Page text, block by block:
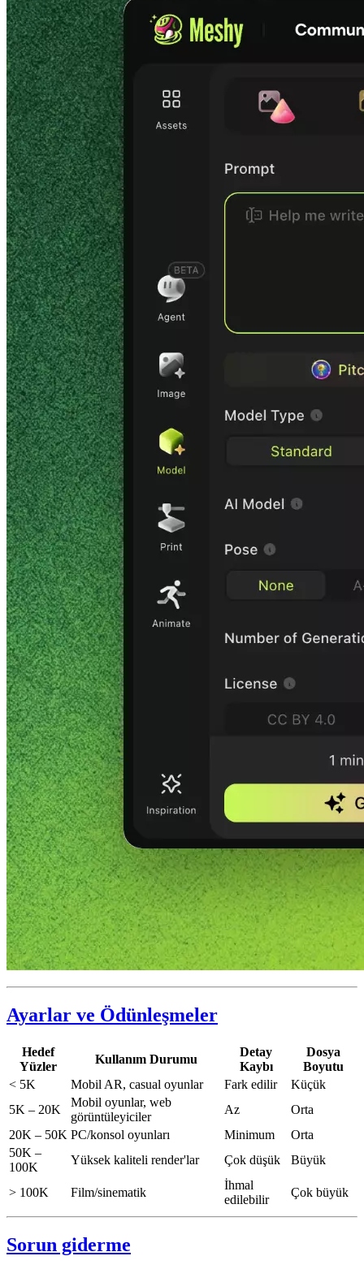
Ayarlar ve Ödünleşmeler
Hedef
Yüzler
Kullanım Durumu
Detay
Kaybı
Dosya
Boyutu
< 5K
Mobil AR, casual oyunlar Fark edilir
Küçük
5K – 20K
Mobil oyunlar, web
görüntüleyiciler
Az
Orta
20K – 50K PC/konsol oyunları Minimum
Orta
50K –
100K
Yüksek kaliteli render'lar Çok düşük Büyük
> 100K Film/sinematik
İhmal
edilebilir
Çok büyük
Sorun giderme